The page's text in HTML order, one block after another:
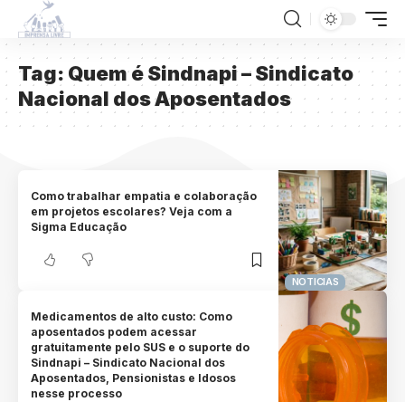
Tag: Quem é Sindnapi – Sindicato
Nacional dos Aposentados
NOTICIAS
Como trabalhar empatia e colaboração
em projetos escolares? Veja com a
Sigma Educação
Medicamentos de alto custo: Como
aposentados podem acessar
gratuitamente pelo SUS e o suporte do
Sindnapi – Sindicato Nacional dos
Aposentados, Pensionistas e Idosos
nesse processo